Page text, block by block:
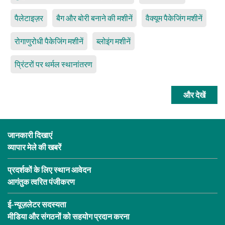
पैलेटाइज़र बैग और बोरी बनाने की मशीनें वैक्यूम पैकेजिंग मशीनें
रोगाणुरोधी पैकेजिंग मशीनें ब्लोइंग मशीनें
प्रिंटरों पर थर्मल स्थानांतरण
और देखें
जानकारी दिखाएं
व्यापार मेले की खबरें
प्रदर्शकों के लिए स्थान आवेदन
आगंतुक त्वरित पंजीकरण
ई-न्यूज़लेटर सदस्यता
मीडिया और संगठनों को सहयोग प्रदान करना